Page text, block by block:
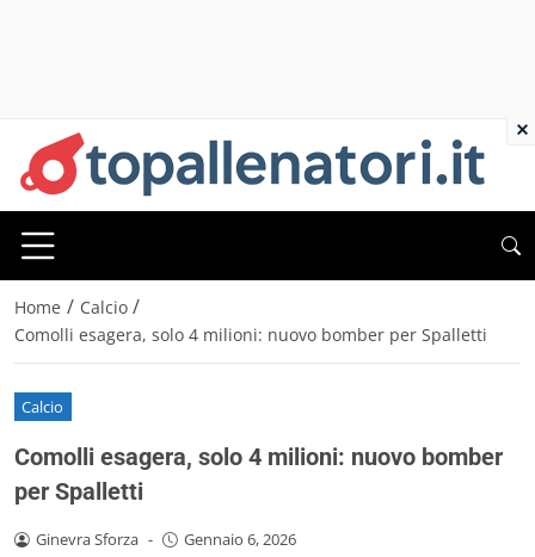
Home / Calcio /
Comolli esagera, solo 4 milioni: nuovo bomber per Spalletti
Calcio
Comolli esagera, solo 4 milioni: nuovo bomber
per Spalletti
Ginevra Sforza - Gennaio 6, 2026
×